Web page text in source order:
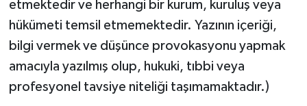
etmektedir ve herhangi bir kurum, kuruluş veya
hükümeti temsil etmemektedir. Yazının içeriği,
bilgi vermek ve düşünce provokasyonu yapmak
amacıyla yazılmış olup, hukuki, tıbbi veya
profesyonel tavsiye niteliği taşımamaktadır.)